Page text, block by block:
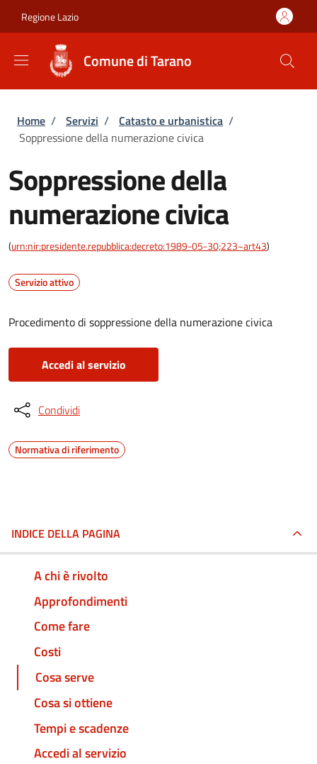
Regione Lazio
Comune di Tarano
Briciole di pane
Home / Servizi / Catasto e urbanistica /
Soppressione della numerazione civica
Soppressione della
numerazione civica
(urn:nir:presidente.repubblica:decreto:1989-05-30;223~art43)
Servizio attivo
Procedimento di soppressione della numerazione civica
Accedi al servizio
Condividi
Normativa di riferimento
INDICE DELLA PAGINA
A chi è rivolto
Approfondimenti
Come fare
Costi
Cosa serve
Cosa si ottiene
Tempi e scadenze
Accedi al servizio